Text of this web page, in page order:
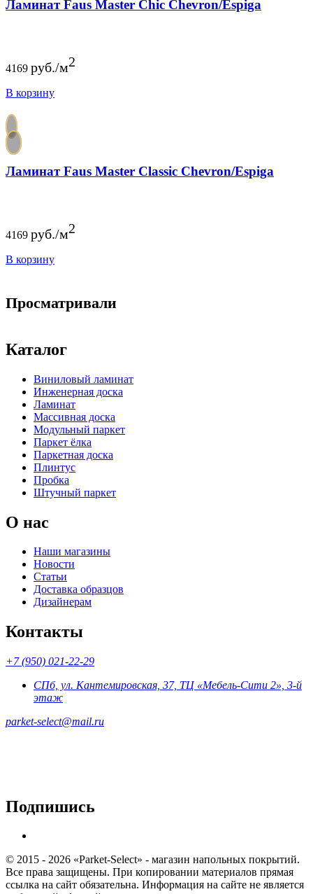
Ламинат Faus Master Chic Chevron/Espiga
4169 руб./м2
В корзину
Ламинат Faus Master Classic Chevron/Espiga
4169 руб./м2
В корзину
Просматривали
Каталог
Виниловый ламинат
Инженерная доска
Ламинат
Массивная доска
Модульный паркет
Паркет ёлка
Паркетная доска
Плинтус
Пробка
Штучный паркет
О нас
Наши магазины
Новости
Статьи
Доставка образцов
Дизайнерам
Контакты
+7 (950) 021-22-29
СПб, ул. Кантемировская, 37, ТЦ «Мебель-Сити 2», 3-й
этаж
parket-select@mail.ru
Подпишись
© 2015 - 2026 «Parket-Select» - магазин напольных покрытий.
Все права защищены. При копировании материалов прямая
ссылка на сайт обязательна. Информация на сайте не является